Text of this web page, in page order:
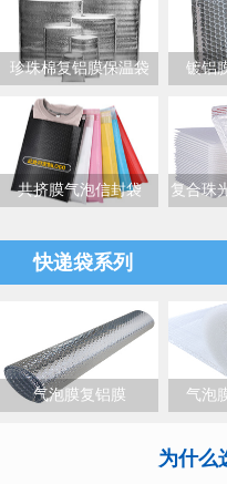
珍珠棉复铝膜保温袋 镀铝
共挤膜气泡信封袋 复合珠
快递袋系列
气泡膜复铝膜 气泡
为什么